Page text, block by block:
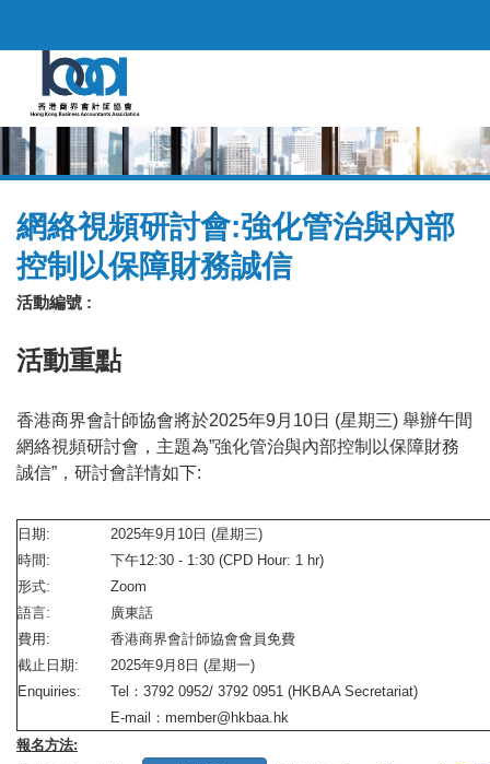
網絡視頻研討會:強化管治與內部
控制以保障財務誠信
活動編號 :
活動重點
香港商界會計師協會將於2025年9月10日 (星期三) 舉辦午間
網絡視頻研討會，主題為”強化管治與內部控制以保障財務
誠信”，研討會詳情如下:
日期:
2025年9月10日 (星期三)
時間:
下午12:30 - 1:30 (CPD Hour: 1 hr)
形式:
Zoom
語言:
廣東話
費用:
香港商界會計師協會會員免費
截止日期:
2025年9月8日 (星期一)
Enquiries:
Tel：3792 0952/ 3792 0951 (HKBAA Secretariat)
E-mail：member@hkbaa.hk
報名方法: